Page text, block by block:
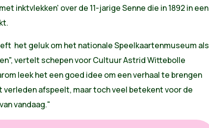
inktvlekken' over de 11-jarige Senne die in 1892 in een
het geluk om het nationale Speelkaartenmuseum als
vertelt schepen voor Cultuur Astrid Wittebolle
leek het een goed idee om een verhaal te brengen
verleden afspeelt, maar toch veel betekent voor de
vandaag."